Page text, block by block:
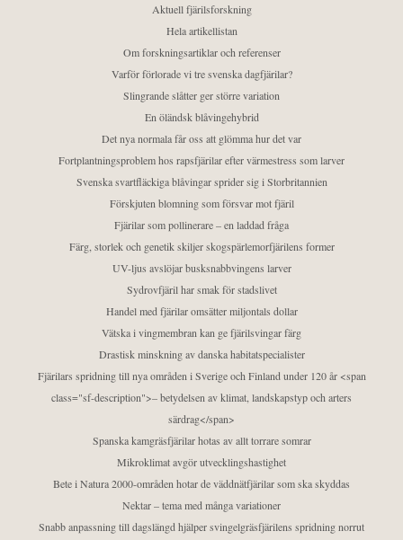
Aktuell fjärilsforskning
Hela artikellistan
Om forskningsartiklar och referenser
Varför förlorade vi tre svenska dagfjärilar?
Slingrande slåtter ger större variation
En öländsk blåvingehybrid
Det nya normala får oss att glömma hur det var
Fortplantningsproblem hos rapsfjärilar efter värmestress som larver
Svenska svartfläckiga blåvingar sprider sig i Storbritannien
Förskjuten blomning som försvar mot fjäril
Fjärilar som pollinerare – en laddad fråga
Färg, storlek och genetik skiljer skogspärlemorfjärilens former
UV-ljus avslöjar busksnabbvingens larver
Sydrovfjäril har smak för stadslivet
Handel med fjärilar omsätter miljontals dollar
Vätska i vingmembran kan ge fjärilsvingar färg
Drastisk minskning av danska habitatspecialister
Fjärilars spridning till nya områden i Sverige och Finland under 120 år <span
class="sf-description">– betydelsen av klimat, landskapstyp och arters
särdrag</span>
Spanska kamgräsfjärilar hotas av allt torrare somrar
Mikroklimat avgör utvecklingshastighet
Bete i Natura 2000-områden hotar de väddnätfjärilar som ska skyddas
Nektar – tema med många variationer
Snabb anpassning till dagslängd hjälper svingelgräsfjärilens spridning norrut